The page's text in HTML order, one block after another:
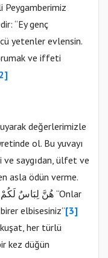
Peygamberimiz
“Ey genç
yetenler evlensin.
ve iffeti
değerlerimizle
ol. Bu yuvayı
ve saygıdan, ülfet ve
asla ödün verme.
elbisesiniz”[3]
her türlü
kez düğün